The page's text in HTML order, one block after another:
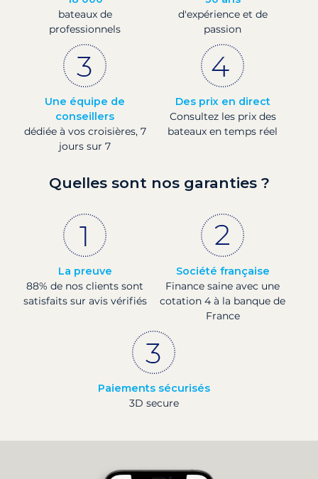
bateaux de
professionnels
d'expérience et de
passion
Une équipe de
conseillers
dédiée à vos croisières, 7
jours sur 7
Des prix en direct
Consultez les prix des
bateaux en temps réel
Quelles sont nos garanties ?
La preuve
88% de nos clients sont
satisfaits sur avis vérifiés
Société française
Finance saine avec une
cotation 4 à la banque de
France
Paiements sécurisés
3D secure